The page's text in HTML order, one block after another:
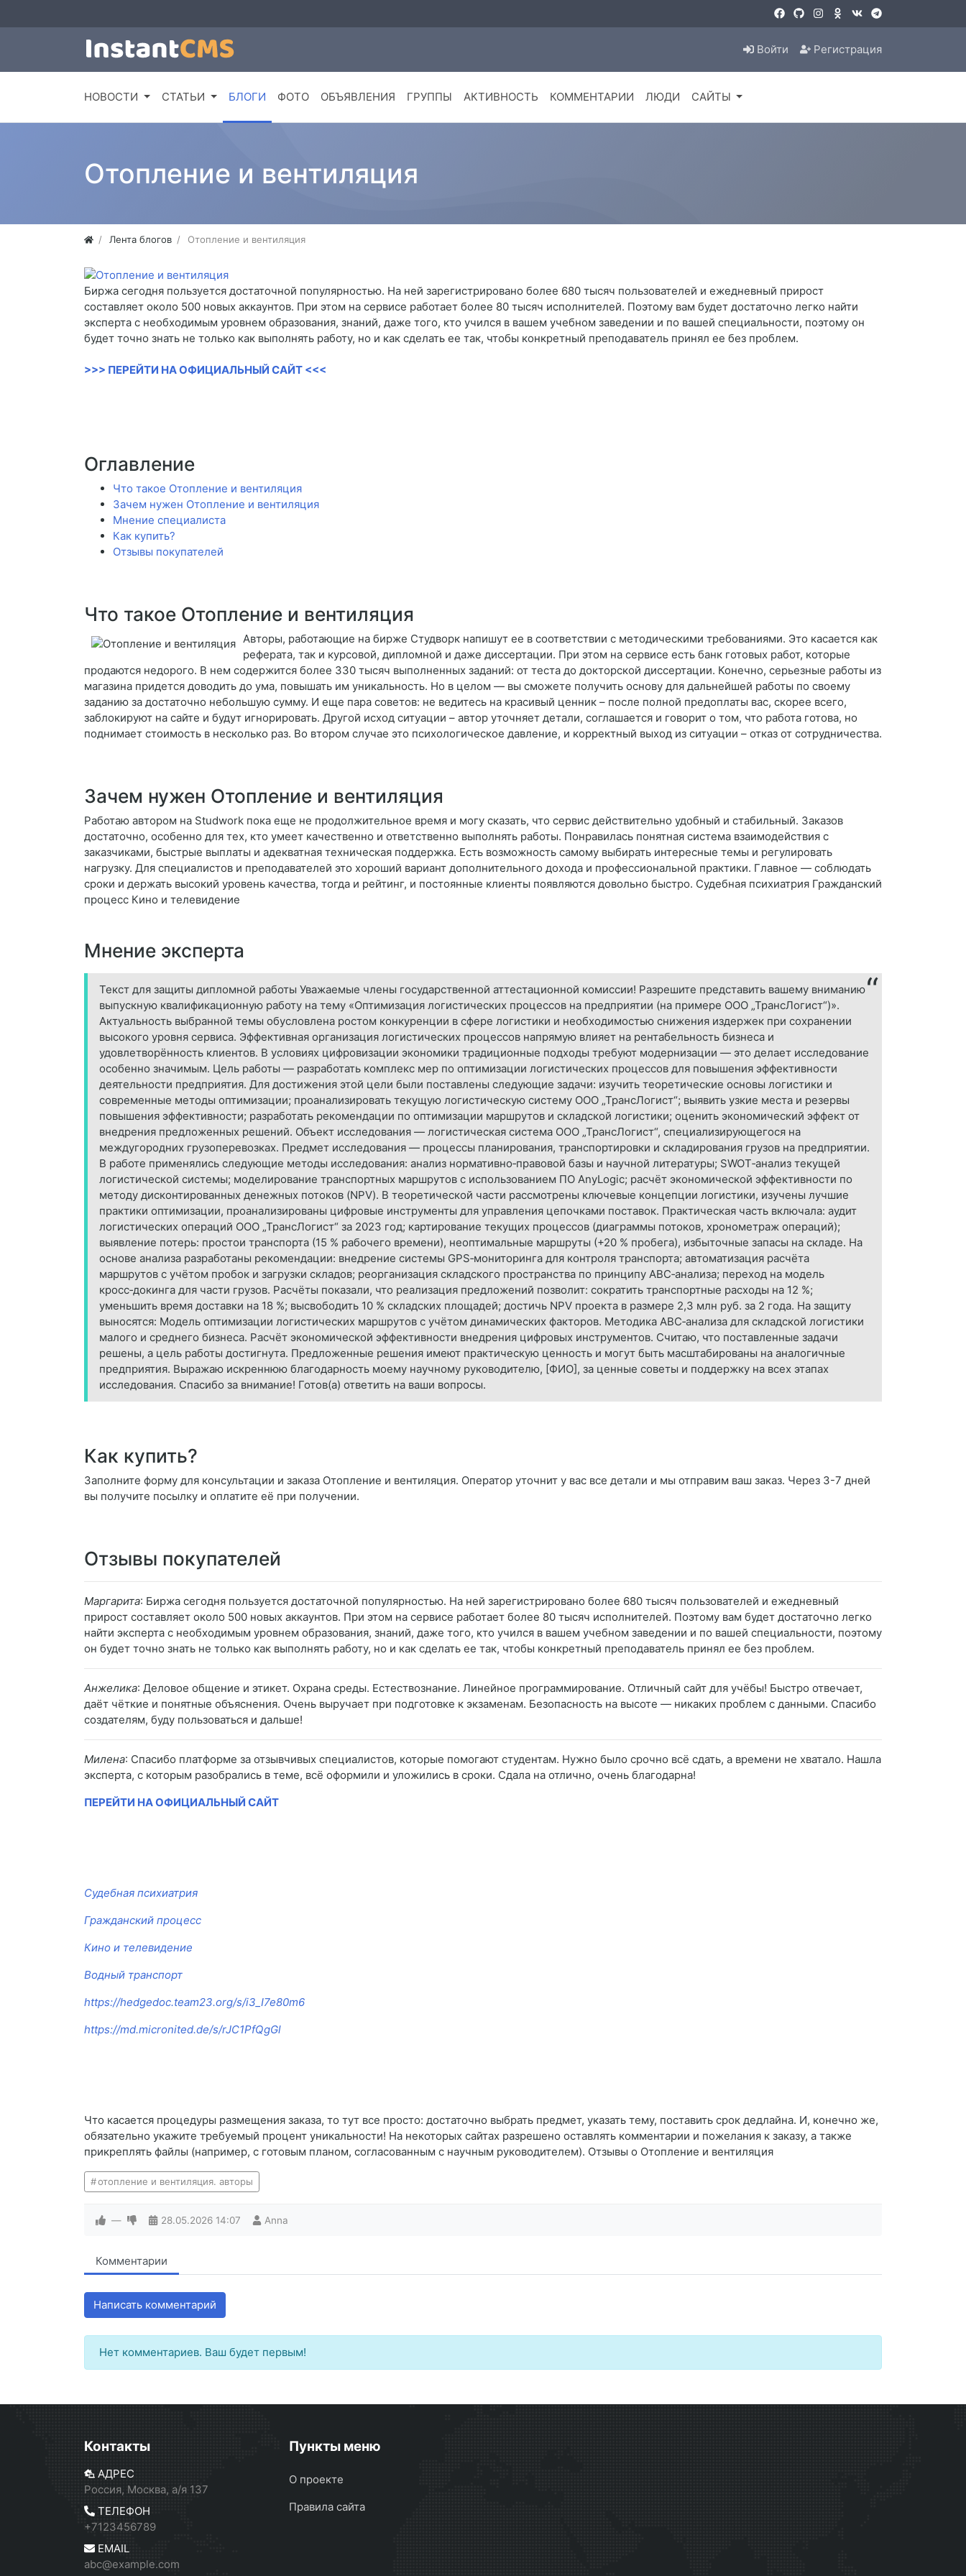
Войти Регистрация
НОВОСТИ СТАТЬИ БЛОГИ ФОТО ОБЪЯВЛЕНИЯ ГРУППЫ АКТИВНОСТЬ КОММЕНТАРИИ ЛЮДИ САЙТЫ
Отопление и вентиляция
Лента блогов Отопление и вентиляция
Биржа сегодня пользуется достаточной популярностью. На ней зарегистрировано более 680 тысяч пользователей и ежедневный прирост
составляет около 500 новых аккаунтов. При этом на сервисе работает более 80 тысяч исполнителей. Поэтому вам будет достаточно легко найти
эксперта с необходимым уровнем образования, знаний, даже того, кто учился в вашем учебном заведении и по вашей специальности, поэтому он
будет точно знать не только как выполнять работу, но и как сделать ее так, чтобы конкретный преподаватель принял ее без проблем.
>>> ПЕРЕЙТИ НА ОФИЦИАЛЬНЫЙ САЙТ <<<
Оглавление
Что такое Отопление и вентиляция
Зачем нужен Отопление и вентиляция
Мнение специалиста
Как купить?
Отзывы покупателей
Что такое Отопление и вентиляция
Авторы, работающие на бирже Студворк напишут ее в соответствии с методическими требованиями. Это касается как
реферата, так и курсовой, дипломной и даже диссертации. При этом на сервисе есть банк готовых работ, которые
продаются недорого. В нем содержится более 330 тысяч выполненных заданий: от теста до докторской диссертации. Конечно, серьезные работы из
магазина придется доводить до ума, повышать им уникальность. Но в целом — вы сможете получить основу для дальнейшей работы по своему
заданию за достаточно небольшую сумму. И еще пара советов: не ведитесь на красивый ценник – после полной предоплаты вас, скорее всего,
заблокируют на сайте и будут игнорировать. Другой исход ситуации – автор уточняет детали, соглашается и говорит о том, что работа готова, но
поднимает стоимость в несколько раз. Во втором случае это психологическое давление, и корректный выход из ситуации – отказ от сотрудничества.
Зачем нужен Отопление и вентиляция
Работаю автором на Studwork пока еще не продолжительное время и могу сказать, что сервис действительно удобный и стабильный. Заказов
достаточно, особенно для тех, кто умеет качественно и ответственно выполнять работы. Понравилась понятная система взаимодействия с
заказчиками, быстрые выплаты и адекватная техническая поддержка. Есть возможность самому выбирать интересные темы и регулировать
нагрузку. Для специалистов и преподавателей это хороший вариант дополнительного дохода и профессиональной практики. Главное — соблюдать
сроки и держать высокий уровень качества, тогда и рейтинг, и постоянные клиенты появляются довольно быстро. Судебная психиатрия Гражданский
процесс Кино и телевидение
Мнение эксперта
Текст для защиты дипломной работы Уважаемые члены государственной аттестационной комиссии! Разрешите представить вашему вниманию
выпускную квалификационную работу на тему «Оптимизация логистических процессов на предприятии (на примере ООО „ТрансЛогист“)».
Актуальность выбранной темы обусловлена ростом конкуренции в сфере логистики и необходимостью снижения издержек при сохранении
высокого уровня сервиса. Эффективная организация логистических процессов напрямую влияет на рентабельность бизнеса и
удовлетворённость клиентов. В условиях цифровизации экономики традиционные подходы требуют модернизации — это делает исследование
особенно значимым. Цель работы — разработать комплекс мер по оптимизации логистических процессов для повышения эффективности
деятельности предприятия. Для достижения этой цели были поставлены следующие задачи: изучить теоретические основы логистики и
современные методы оптимизации; проанализировать текущую логистическую систему ООО „ТрансЛогист“; выявить узкие места и резервы
повышения эффективности; разработать рекомендации по оптимизации маршрутов и складской логистики; оценить экономический эффект от
внедрения предложенных решений. Объект исследования — логистическая система ООО „ТрансЛогист“, специализирующегося на
междугородних грузоперевозках. Предмет исследования — процессы планирования, транспортировки и складирования грузов на предприятии.
В работе применялись следующие методы исследования: анализ нормативно‑правовой базы и научной литературы; SWOT‑анализ текущей
логистической системы; моделирование транспортных маршрутов с использованием ПО AnyLogic; расчёт экономической эффективности по
методу дисконтированных денежных потоков (NPV). В теоретической части рассмотрены ключевые концепции логистики, изучены лучшие
практики оптимизации, проанализированы цифровые инструменты для управления цепочками поставок. Практическая часть включала: аудит
логистических операций ООО „ТрансЛогист“ за 2023 год; картирование текущих процессов (диаграммы потоков, хронометраж операций);
выявление потерь: простои транспорта (15 % рабочего времени), неоптимальные маршруты (+20 % пробега), избыточные запасы на складе. На
основе анализа разработаны рекомендации: внедрение системы GPS‑мониторинга для контроля транспорта; автоматизация расчёта
маршрутов с учётом пробок и загрузки складов; реорганизация складского пространства по принципу ABC‑анализа; переход на модель
кросс‑докинга для части грузов. Расчёты показали, что реализация предложений позволит: сократить транспортные расходы на 12 %;
уменьшить время доставки на 18 %; высвободить 10 % складских площадей; достичь NPV проекта в размере 2,3 млн руб. за 2 года. На защиту
выносятся: Модель оптимизации логистических маршрутов с учётом динамических факторов. Методика ABC‑анализа для складской логистики
малого и среднего бизнеса. Расчёт экономической эффективности внедрения цифровых инструментов. Считаю, что поставленные задачи
решены, а цель работы достигнута. Предложенные решения имеют практическую ценность и могут быть масштабированы на аналогичные
предприятия. Выражаю искреннюю благодарность моему научному руководителю, [ФИО], за ценные советы и поддержку на всех этапах
исследования. Спасибо за внимание! Готов(а) ответить на ваши вопросы.
Как купить?
Заполните форму для консультации и заказа Отопление и вентиляция. Оператор уточнит у вас все детали и мы отправим ваш заказ. Через 3-7 дней
вы получите посылку и оплатите её при получении.
Отзывы покупателей
Маргарита: Биржа сегодня пользуется достаточной популярностью. На ней зарегистрировано более 680 тысяч пользователей и ежедневный
прирост составляет около 500 новых аккаунтов. При этом на сервисе работает более 80 тысяч исполнителей. Поэтому вам будет достаточно легко
найти эксперта с необходимым уровнем образования, знаний, даже того, кто учился в вашем учебном заведении и по вашей специальности, поэтому
он будет точно знать не только как выполнять работу, но и как сделать ее так, чтобы конкретный преподаватель принял ее без проблем.
Анжелика: Деловое общение и этикет. Охрана среды. Естествознание. Линейное программирование. Отличный сайт для учёбы! Быстро отвечает,
даёт чёткие и понятные объяснения. Очень выручает при подготовке к экзаменам. Безопасность на высоте — никаких проблем с данными. Спасибо
создателям, буду пользоваться и дальше!
Милена: Спасибо платформе за отзывчивых специалистов, которые помогают студентам. Нужно было срочно всё сдать, а времени не хватало. Нашла
эксперта, с которым разобрались в теме, всё оформили и уложились в сроки. Сдала на отлично, очень благодарна!
ПЕРЕЙТИ НА ОФИЦИАЛЬНЫЙ САЙТ
Судебная психиатрия
Гражданский процесс
Кино и телевидение
Водный транспорт
https://hedgedoc.team23.org/s/i3_I7e80m6
https://md.micronited.de/s/rJC1PfQgGl
Что касается процедуры размещения заказа, то тут все просто: достаточно выбрать предмет, указать тему, поставить срок дедлайна. И, конечно же,
обязательно укажите требуемый процент уникальности! На некоторых сайтах разрешено оставлять комментарии и пожелания к заказу, а также
прикреплять файлы (например, с готовым планом, согласованным с научным руководителем). Отзывы о Отопление и вентиляция
отопление и вентиляция. авторы
— 28.05.2026 14:07 Anna
Комментарии
Написать комментарий
Нет комментариев. Ваш будет первым!
Контакты
АДРЕС
Россия, Москва, а/я 137
ТЕЛЕФОН
+7123456789
EMAIL
abc@example.com
Пункты меню
О проекте
Правила сайта